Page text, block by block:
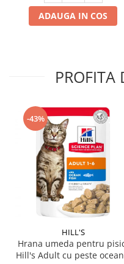
ADAUGA IN COS
PROFITA
-43%
HILL'S
Hrana umeda pentru
Hill's Adult cu peste